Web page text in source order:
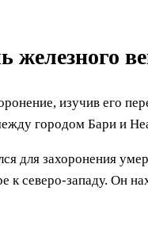
железного
изучив его
городом Бари и
для захоронения
к северо-западу. Он